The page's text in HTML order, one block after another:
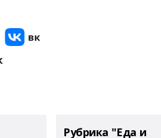
Рубрика "Еда и